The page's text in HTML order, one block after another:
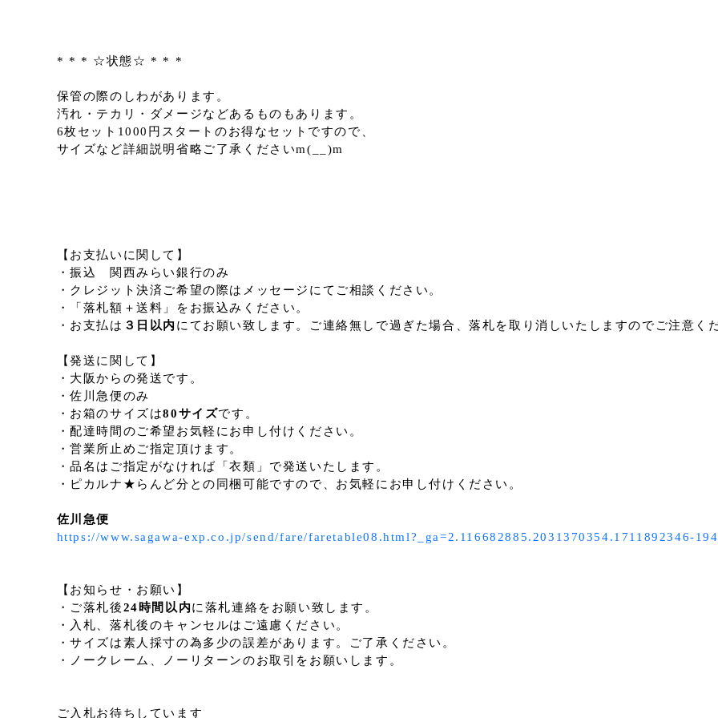
* * * ☆状態☆ * * *
保管の際のしわがあります。
汚れ・テカリ・ダメージなどあるものもあります。
6枚セット1000円スタートのお得なセットですので、
サイズなど詳細説明省略ご了承くださいm(__)m
【お支払いに関して】
・振込 関西みらい銀行のみ
・クレジット決済ご希望の際はメッセージにてご相談ください。
・「落札額＋送料」をお振込みください。
・お支払は ３日以内 にてお願い致します。ご連絡無しで過ぎた場合、落札を取り消しいたしますのでご注意く
【発送に関して】
・大阪からの発送です。
・佐川急便のみ
・お箱のサイズは80サイズです。
・配達時間のご希望お気軽にお申し付けください。
・営業所止めご指定頂けます。
・品名はご指定がなければ「衣類」で発送いたします。
・ピカルナ★らんど分との同梱可能ですので、お気軽にお申し付けください。
佐川急便
https://www.sagawa-exp.co.jp/send/fare/faretable08.html?_ga=2.116682885.2031370354.1711892346-
【お知らせ・お願い】
・ご落札後24時間以内に落札連絡をお願い致します。
・入札、落札後のキャンセルはご遠慮ください。
・サイズは素人採寸の為多少の誤差があります。ご了承ください。
・ノークレーム、ノーリターンのお取引をお願いします。
ご入札お待ちしています